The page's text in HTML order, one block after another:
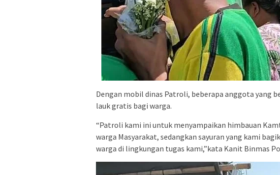
Dengan mobil dinas Patroli, beberapa anggota yang
lauk gratis bagi warga.
“Patroli kami ini untuk menyampaikan himbauan
warga Masyarakat, sedangkan sayuran yang kami
warga di lingkungan tugas kami,”kata Kanit Binmas